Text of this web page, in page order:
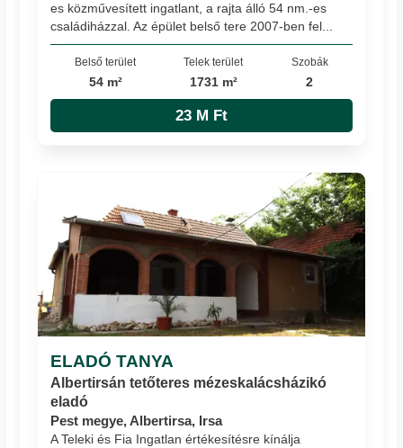
es közművesített ingatlant, a rajta álló 54 nm.-es
családiházzal. Az épület belső tere 2007-ben fel...
Belső terület
54 m²
Telek terület
1731 m²
Szobák
2
23 M Ft
ELADÓ TANYA
Albertirsán tetőteres mézeskalácsházikó
eladó
Pest megye, Albertirsa, Irsa
A Teleki és Fia Ingatlan értékesítésre kínálja